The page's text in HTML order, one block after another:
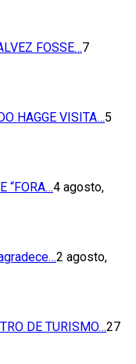
FOSSE…7
HAGGE VISITA…5
“FORA…4 agosto,
2 agosto,
DE TURISMO…27